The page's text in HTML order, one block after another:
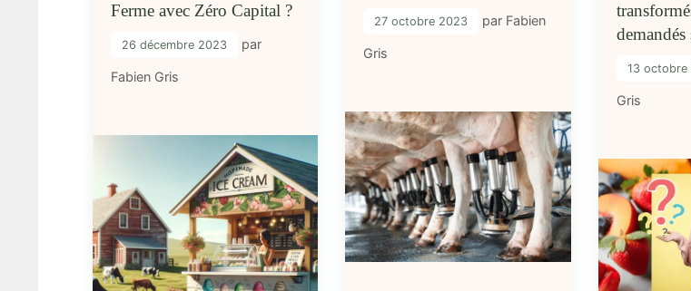
Ferme avec Zéro Capital ?
26 décembre 2023 par
Fabien Gris
27 octobre 2023 par Fabien
Gris
demandés
13 octobre
Gris